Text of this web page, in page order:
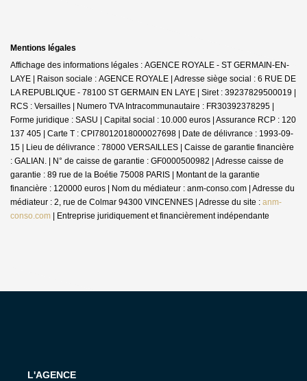
Mentions légales
Affichage des informations légales : AGENCE ROYALE - ST GERMAIN-EN-
LAYE | Raison sociale : AGENCE ROYALE | Adresse siège social : 6 RUE DE
LA REPUBLIQUE - 78100 ST GERMAIN EN LAYE | Siret : 39237829500019 |
RCS : Versailles | Numero TVA Intracommunautaire : FR30392378295 |
Forme juridique : SASU | Capital social : 10.000 euros | Assurance RCP : 120
137 405 | Carte T : CPI78012018000027698 | Date de délivrance : 1993-09-
15 | Lieu de délivrance : 78000 VERSAILLES | Caisse de garantie financière
: GALIAN. | N° de caisse de garantie : GF0000500982 | Adresse caisse de
garantie : 89 rue de la Boétie 75008 PARIS | Montant de la garantie
financière : 120000 euros | Nom du médiateur : anm-conso.com | Adresse du
médiateur : 2, rue de Colmar 94300 VINCENNES | Adresse du site : anm-
conso.com | Entreprise juridiquement et financièrement indépendante
L'AGENCE